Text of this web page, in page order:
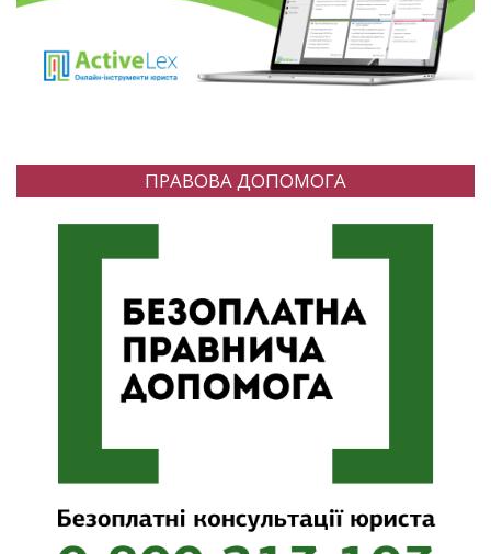
ПРАВОВА ДОПОМОГА